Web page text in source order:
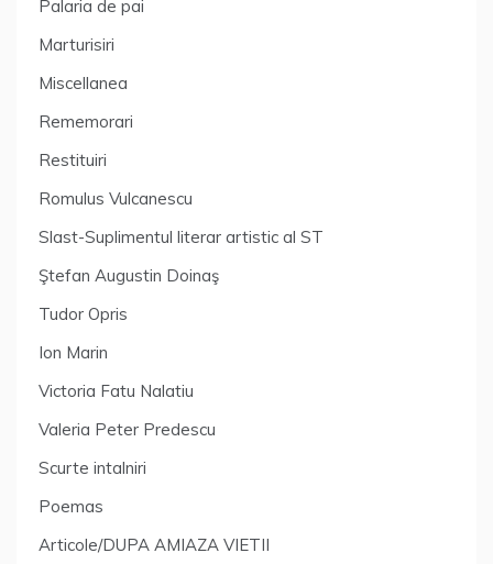
Palaria de pai
Marturisiri
Miscellanea
Rememorari
Restituiri
Romulus Vulcanescu
Slast-Suplimentul literar artistic al ST
Ştefan Augustin Doinaş
Tudor Opris
Ion Marin
Victoria Fatu Nalatiu
Valeria Peter Predescu
Scurte intalniri
Poemas
Articole/DUPA AMIAZA VIETII